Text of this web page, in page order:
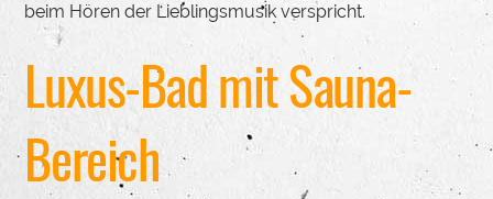
beim Hören der Lieblingsmusik verspricht.
Luxus-Bad mit Sauna-
Bereich